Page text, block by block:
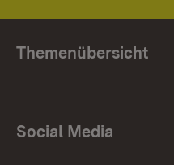
Themenübersicht
Social Media